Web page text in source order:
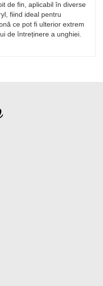
de fin, aplicabil în diverse
fiind ideal pentru
ce pot fi ulterior extrem
de întreținere a unghiei.